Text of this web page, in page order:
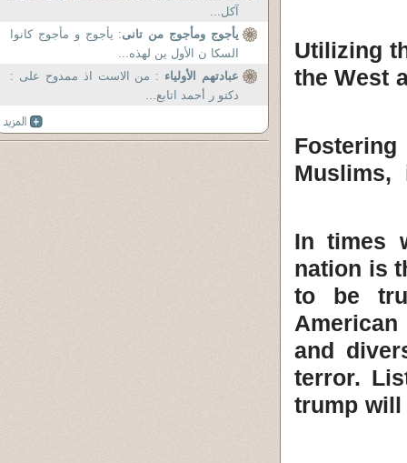
3-
the West
4-
In times
nation is
to be
and
terror.
trump will
آكل...
يأجوج ومأجوج من تانى: يأجوج و مأجوج كانوا
السكا ن الأول ين لهذه...
عبادتهم الأولياء : من الاست اذ ممدوح على :
دكتو ر أحمد اتابع...